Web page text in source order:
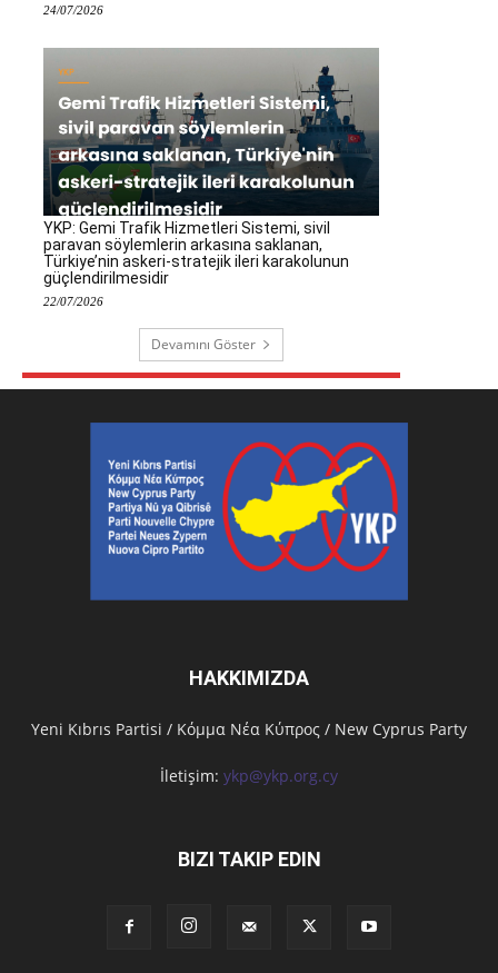
24/07/2026
YKP: Gemi Trafik Hizmetleri Sistemi, sivil
paravan söylemlerin arkasına saklanan,
Türkiye’nin askeri-stratejik ileri karakolunun
güçlendirilmesidir
22/07/2026
Devamını Göster
HAKKIMIZDA
Υeni Kıbrıs Partisi / Κόμμα Νέα Κύπρος / New Cyprus Party
İletişim: ykp@ykp.org.cy
BIZI TAKIP EDIN